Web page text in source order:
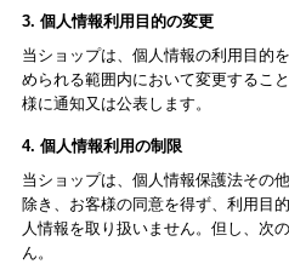
3. 個人情報利用目的の変更
当ショップは、個人情報の利用目的
められる範囲内において変更するこ
様に通知又は公表します。
4. 個人情報利用の制限
当ショップは、個人情報保護法その
除き、お客様の同意を得ず、利用目
人情報を取り扱いません。但し、次
ん。